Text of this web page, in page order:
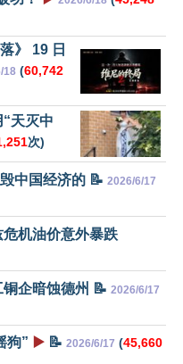
》 19 日
18 (60,742
天灭中
次)
中国经济的 📝 2026/6/17
机油价意外暴跌
企暗蚀德州 📝 2026/6/17
狗” ▶️ 📝 2026/6/17 (45,660